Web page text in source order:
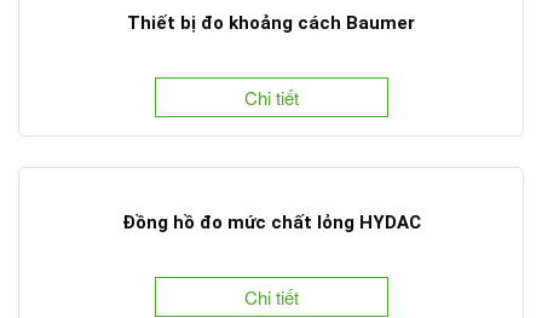
Thiết bị đo khoảng cách Baumer
Chi tiết
Đồng hồ đo mức chất lỏng HYDAC
Chi tiết